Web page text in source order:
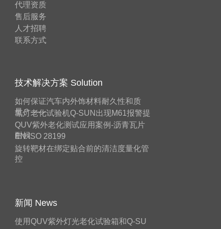
代理资质
售后服务
人才招聘
联系方式
技术解决方案 Solution
如何保证汽车内外饰材料耐久性和质
量？——
氙灯老化试验机Q-SUN出现M61报警提
QUV紫外老化测试应用案例-沥青瓦片
耐候
EN ISO 28199
旋转靶材在绑定贴合前的清洁度量化管
控
新闻 News
使用QUV紫外灯光老化试验箱和Q-SU